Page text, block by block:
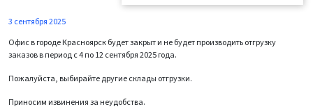
3 сентября 2025
Офис в городе Красноярск будет закрыт и не будет производить отгрузку
заказов в период с 4 по 12 сентября 2025 года.
Пожалуйста, выбирайте другие склады отгрузки.
Приносим извинения за неудобства.